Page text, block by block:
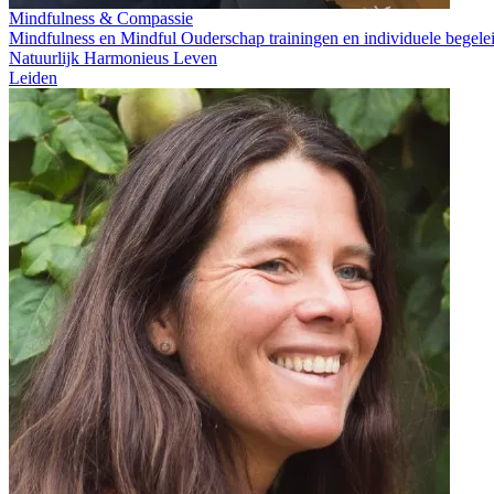
Mindfulness & Compassie
Mindfulness en Mindful Ouderschap trainingen en individuele
Natuurlijk Harmonieus Leven
Leiden